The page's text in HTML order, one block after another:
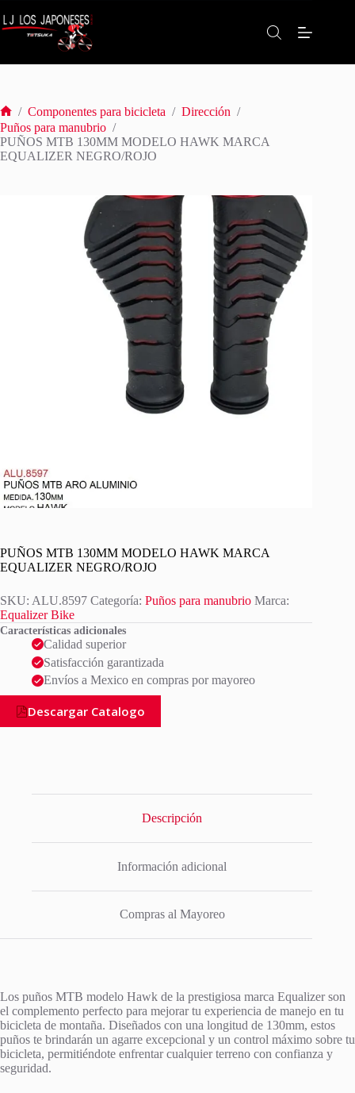
al
contenido
Inicio
/ Componentes para bicicleta / Dirección /
Puños para manubrio /
PUÑOS MTB 130MM MODELO HAWK MARCA
EQUALIZER NEGRO/ROJO
PUÑOS MTB 130MM MODELO HAWK MARCA
EQUALIZER NEGRO/ROJO
SKU: ALU.8597 Categoría: Puños para manubrio Marca:
Equalizer Bike
Características adicionales
Calidad superior
Satisfacción garantizada
Envíos a Mexico en compras por mayoreo
Descargar Catalogo
Descripción
Información adicional
Compras al Mayoreo
Los puños MTB modelo Hawk de la prestigiosa marca Equalizer son
el complemento perfecto para mejorar tu experiencia de manejo en tu
bicicleta de montaña. Diseñados con una longitud de 130mm, estos
puños te brindarán un agarre excepcional y un control máximo sobre tu
bicicleta, permitiéndote enfrentar cualquier terreno con confianza y
seguridad.